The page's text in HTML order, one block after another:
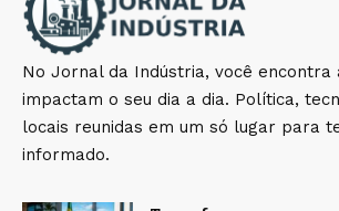
No Jornal da Indústria, você encontra
impactam o seu dia a dia. Política,
locais reunidas em um só lugar para
informado.